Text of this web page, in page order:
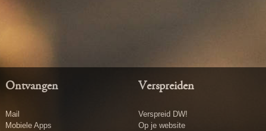
Ontvangen
Mail
Mobiele Apps
Verspreiden
Verspreid DW!
Op je website